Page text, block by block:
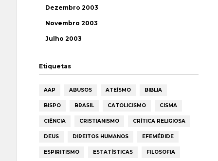
Dezembro 2003
Novembro 2003
Julho 2003
Etiquetas
AAP ABUSOS ATEÍSMO BIBLIA
BISPO BRASIL CATOLICISMO CISMA
CIÊNCIA CRISTIANISMO CRÍTICA RELIGIOSA
DEUS DIREITOS HUMANOS EFEMÉRIDE
ESPIRITISMO ESTATÍSTICAS FILOSOFIA